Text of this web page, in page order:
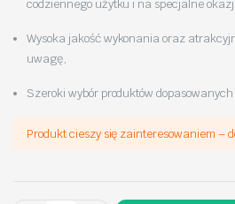
codziennego użytku i na specjalne
Wysoka jakość wykonania oraz
uwagę,
Szeroki wybór produktów
Produkt cieszy się zainteresowaniem –